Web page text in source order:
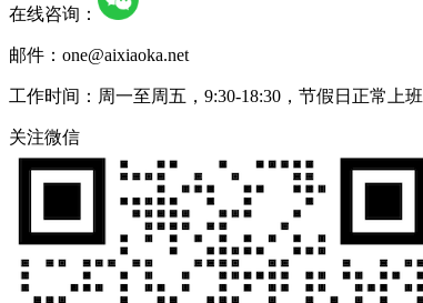
在线咨询：
邮件：one@aixiaoka.net
工作时间：周一至周五，9:30-18:30，节假日正常上班
关注微信